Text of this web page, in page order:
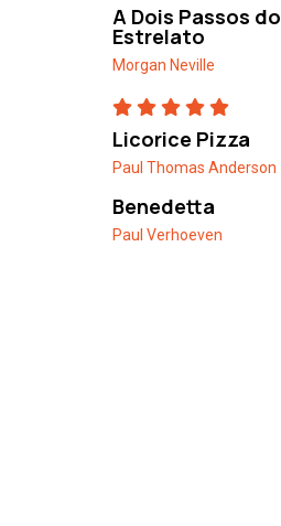
A Dois Passos do
Estrelato
Morgan Neville
Licorice Pizza
Paul Thomas Anderson
Benedetta
Paul Verhoeven